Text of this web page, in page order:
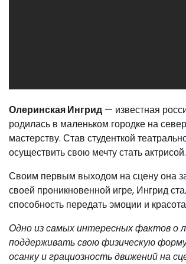
Олеринская Ингрид — известная
родилась в маленьком городке на
мастерству. Став студенткой
осуществить свою мечту стать актрисой.
Своим первым выходом на сцену она
своей проникновенной игре, Ингрид
способность передать эмоции и
Одно из самых интересных фактов о
поддерживать свою физическую
осанку и грациозность движений на